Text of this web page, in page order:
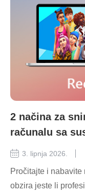
2 načina za
računalu sa
3. lipnja 2026.
Pročitajte i
obzira jeste li